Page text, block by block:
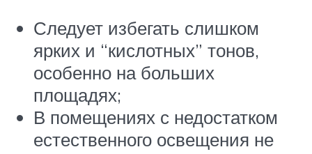
Следует избегать слишком
ярких и “кислотных” тонов,
особенно на больших
площадях;
В помещениях с недостатком
естественного освещения не